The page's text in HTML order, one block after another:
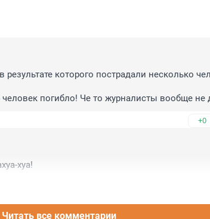
которого пострадали несколько
погибло! Че то журналисты вообще не
+0
хуа!
Читать все комментарии